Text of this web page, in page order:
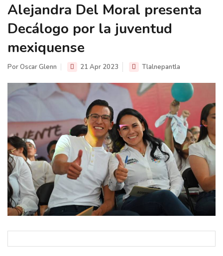
Alejandra Del Moral presenta
Decálogo por la juventud
mexiquense
Por Oscar Glenn 21 Apr 2023 Tlalnepantla